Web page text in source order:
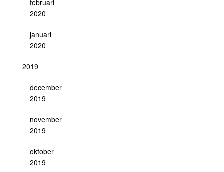
februari
2020
januari
2020
2019
december
2019
november
2019
oktober
2019